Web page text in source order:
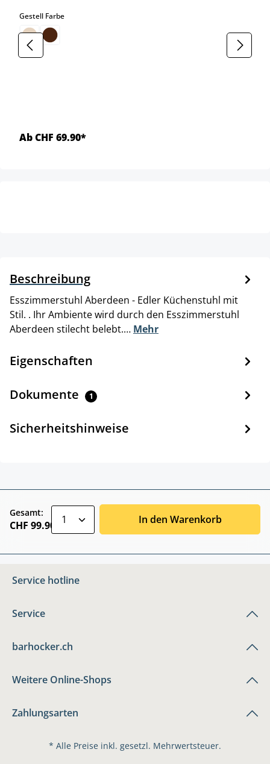
Gestell Farbeauswählen
Ab CHF 69.90*
Beschreibung
Esszimmerstuhl Aberdeen - Edler Küchenstuhl mit
Stil. . Ihr Ambiente wird durch den Esszimmerstuhl
Aberdeen stilecht belebt.… Mehr
Eigenschaften
Dokumente 1
Sicherheitshinweise
Gesamt:
CHF 99.90 In den Warenkorb
Service hotline
Service
barhocker.ch
Weitere Online-Shops
Zahlungsarten
* Alle Preise inkl. gesetzl. Mehrwertsteuer.